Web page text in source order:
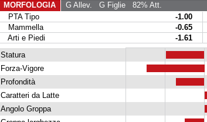
MORFOLOGIA
G Allev. G Figlie82% Att.
PTA Tipo
-1.00
Mammella
-0.65
Arti e Piedi
-1.61
Statura
Forza-Vigore
Profondità
Caratteri da Latte
Angolo Groppa